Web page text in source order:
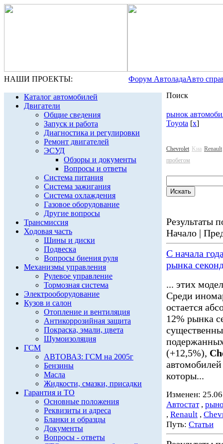
НАШИ ПРОЕКТЫ: Форум АвтоладаАвто
Каталог автомобилей
Двигатели
Общие сведения
Запуск и работа
Диагностика и регулировки
Ремонт двигателей
ЭСУД
Обзоры и документы
Вопросы и ответы
Система питания
Система зажигания
Система охлаждения
Газовое оборудование
Другие вопросы
Трансмиссия
Ходовая часть
Шины и диски
Подвеска
Вопросы биения руля
Механизмы управления
Рулевое управление
Тормозная система
Электрооборудование
Кузов и салон
Отопление и вентиляция
Антикоррозийная защита
Покраска, эмали, цвета
Шумоизоляция
ГСМ
АВТОВАЗ: ГСМ на 2005г
Бензины
Масла
Жидкости, смазки, присадки
Гарантия и ТО
Основные положения
Реквизиты и адреса
Бланки и образцы
Документы
Вопросы - ответы
Поиск
рынок
Toyota [x]
Chevrolet Kиа Renault
пробегом
Результаты
Начало |
С начала
рынка
... этих
Среди
остается
12% рынка
(+12,5%),
которы...
Изменен:
Автостат,
, Renault ,
Путь: Статьи